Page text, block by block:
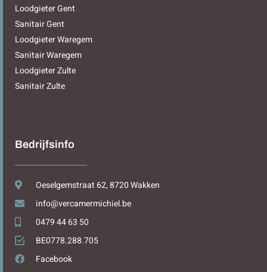
Loodgieter Gent
Sanitair Gent
Loodgieter Waregem
Sanitair Waregem
Loodgieter Zulte
Sanitair Zulte
Bedrijfsinfo
Oeselgemstraat 62, 8720 Wakken
info@vercamermichiel.be
0479 44 63 50
BE0778.288.705
Facebook